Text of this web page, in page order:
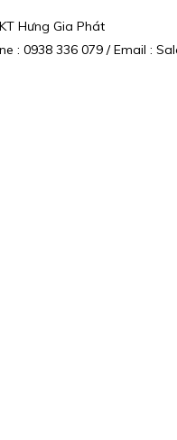
Hưng Gia Phát
: 0938 336 079 / Email :